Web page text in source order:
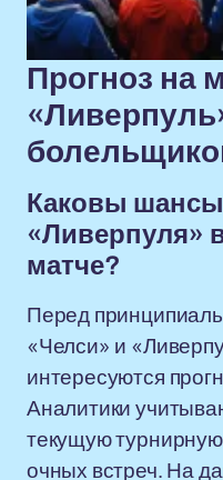
Прогноз на
Каковы
«Ливерпуля»
матче?
Перед
«Челси» и
интересуются
Аналитики
текущую турнирную
очных встреч. На